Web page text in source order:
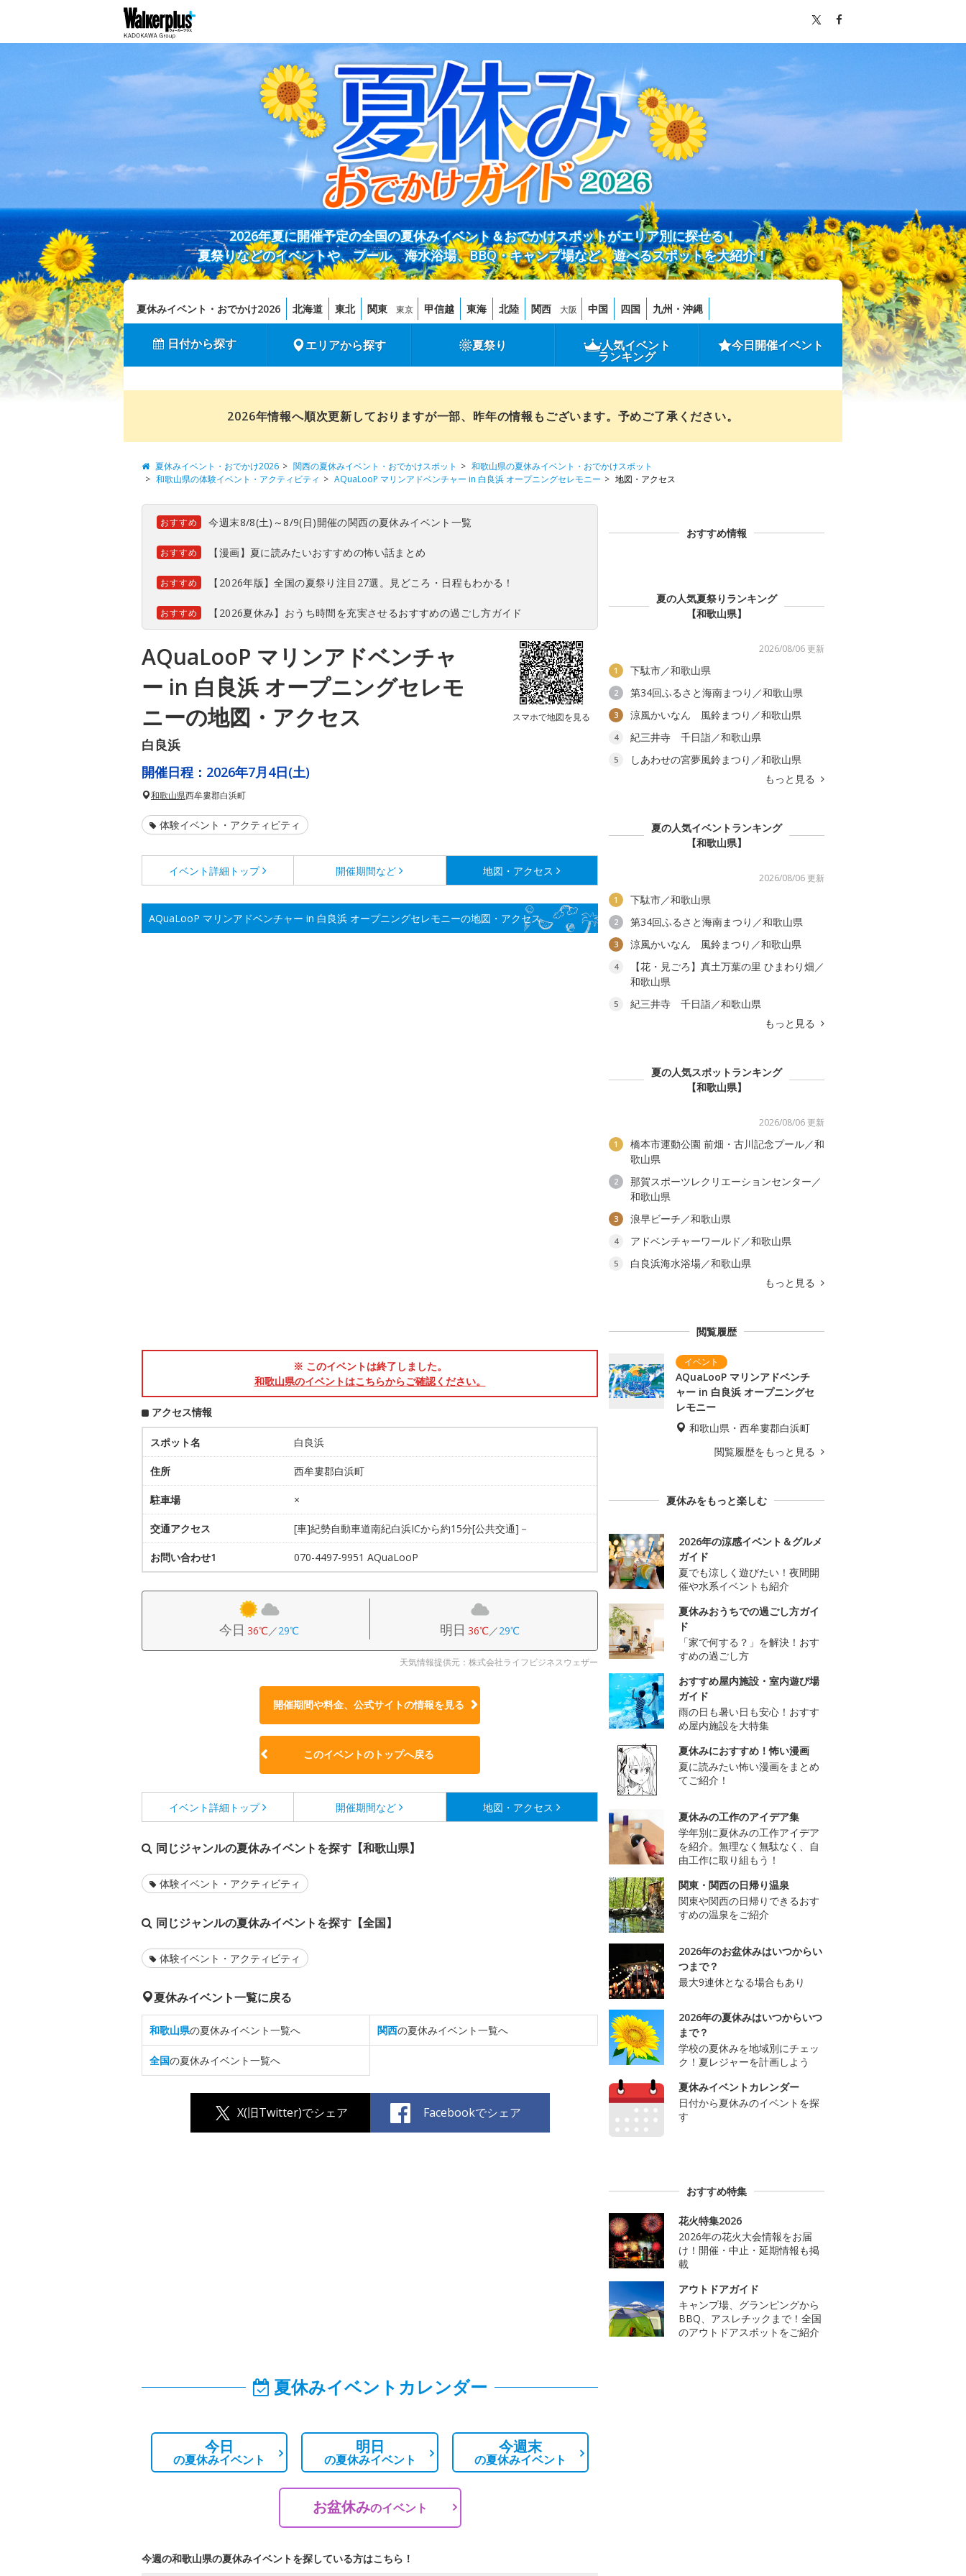
2026年夏に開催予定の全国の夏休みイベント＆おでかけスポットがエリア別に探せる！
夏祭りなどのイベントや、プール、海水浴場、BBQ・キャンプ場など、遊べるスポットを大紹介！
夏休みイベント・おでかけ2026 北海道 東北 関東 東京 甲信越 東海 北陸 関西 大阪 中国 四国 九州・沖縄
日付から探す エリアから探す 夏祭り 人気イベント
ランキング
今日開催イベント
2026年情報へ順次更新しておりますが一部、昨年の情報もございます。予めご了承ください。
夏休みイベント・おでかけ2026 関西の夏休みイベント・おでかけスポット
和歌山県の夏休みイベント・おでかけスポット
和歌山県の体験イベント・アクティビティ
AQuaLooP マリンアドベンチャー in 白良浜 オープニングセレモニー 地図・アクセス
おすすめ 今週末8/8(土)～8/9(日)開催の関西の夏休みイベント一覧
おすすめ 【漫画】夏に読みたいおすすめの怖い話まとめ
おすすめ 【2026年版】全国の夏祭り注目27選。見どころ・日程もわかる！
おすすめ 【2026夏休み】おうち時間を充実させるおすすめの過ごし方ガイド
AQuaLooP マリンアドベンチャ
ー in 白良浜 オープニングセレモ
ニーの地図・アクセス
白良浜
スマホで地図を見る
開催日程： 2026年7月4日(土)
和歌山県西牟婁郡白浜町
体験イベント・アクティビティ
イベント詳細 トップ 開催期間など 地図・アクセス
AQuaLooP マリンアドベンチャー in 白良浜 オープニングセレモニーの地図・アクセス
※ このイベントは終了しました。
和歌山県のイベントはこちらからご確認ください。
アクセス情報
スポット名 白良浜
住所 西牟婁郡白浜町
駐車場 ×
交通アクセス [車]紀勢自動車道南紀白浜ICから約15分[公共交通]－
お問い合わせ1 070-4497-9951 AQuaLooP
今日 36℃／29℃ 明日 36℃／29℃
天気情報提供元：株式会社ライフビジネスウェザー
開催期間や料金、公式サイトの情報を見る
このイベントのトップへ戻る
イベント詳細 トップ 開催期間など 地図・アクセス
同じジャンルの夏休みイベントを探す【和歌山県】
体験イベント・アクティビティ
同じジャンルの夏休みイベントを探す【全国】
体験イベント・アクティビティ
夏休みイベント一覧に戻る
和歌山県の夏休みイベント一覧へ 関西の夏休みイベント一覧へ
全国の夏休みイベント一覧へ
X(旧Twitter)でシェア Facebookでシェア
夏休みイベントカレンダー
今日
の夏休みイベント
明日
の夏休みイベント
今週末
の夏休みイベント
お盆休みのイベント
今週の和歌山県の夏休みイベントを探している方はこちら！
おすすめ情報
夏の人気夏祭りランキング
【和歌山県】
2026/08/06 更新
1 下駄市／和歌山県
2 第34回ふるさと海南まつり／和歌山県
3 涼風かいなん 風鈴まつり／和歌山県
4 紀三井寺 千日詣／和歌山県
5
しあわせの宮夢風鈴まつり／和歌山県
もっと見る
夏の人気イベントランキング
【和歌山県】
2026/08/06 更新
1 下駄市／和歌山県
2 第34回ふるさと海南まつり／和歌山県
3 涼風かいなん 風鈴まつり／和歌山県
4
【花・見ごろ】真土万葉の里 ひまわり畑／
和歌山県
5
紀三井寺 千日詣／和歌山県
もっと見る
夏の人気スポットランキング
【和歌山県】
2026/08/06 更新
1
橋本市運動公園 前畑・古川記念プール／和
歌山県
2
那賀スポーツレクリエーションセンター／
和歌山県
3 浪早ビーチ／和歌山県
4 アドベンチャーワールド／和歌山県
5
白良浜海水浴場／和歌山県
もっと見る
閲覧履歴
AQuaLooP マリンアドベンチ
ャー in 白良浜 オープニングセ
レモニー
和歌山県・西牟婁郡白浜町
閲覧履歴をもっと見る
夏休みをもっと楽しむ
2026年の涼感イベント＆グルメ
ガイド
夏でも涼しく遊びたい！夜間開
催や水系イベントも紹介
夏休みおうちでの過ごし方ガイ
ド
「家で何する？」を解決！おす
すめの過ごし方
おすすめ屋内施設・室内遊び場
ガイド
雨の日も暑い日も安心！おすす
め屋内施設を大特集
夏休みにおすすめ！怖い漫画
夏に読みたい怖い漫画をまとめ
てご紹介！
夏休みの工作のアイデア集
学年別に夏休みの工作アイデア
を紹介。無理なく無駄なく、自
由工作に取り組もう！
関東・関西の日帰り温泉
関東や関西の日帰りできるおす
すめの温泉をご紹介
2026年のお盆休みはいつからい
つまで？
最大9連休となる場合もあり
2026年の夏休みはいつからいつ
まで？
学校の夏休みを地域別にチェッ
ク！夏レジャーを計画しよう
夏休みイベントカレンダー
日付から夏休みのイベントを探
す
おすすめ特集
花火特集2026
2026年の花火大会情報をお届
け！開催・中止・延期情報も掲
載
アウトドアガイド
キャンプ場、グランピングから
BBQ、アスレチックまで！全国
のアウトドアスポットをご紹介